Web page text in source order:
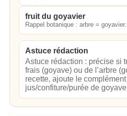
fruit du goyavier
Rappel botanique : arbre = goyavier.
Astuce rédaction
Astuce rédaction : précise si
frais (goyave) ou de l’arbre
recette, ajoute le complément
jus/confiture/purée de